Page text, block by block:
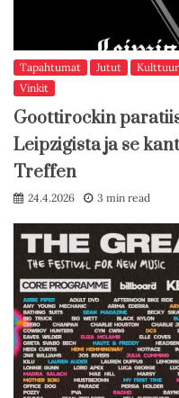
Tapahtumat Jutut
Vinkit
Goottirockin
Leipzigista ja se
Treffen
24.4.2026 3 min read